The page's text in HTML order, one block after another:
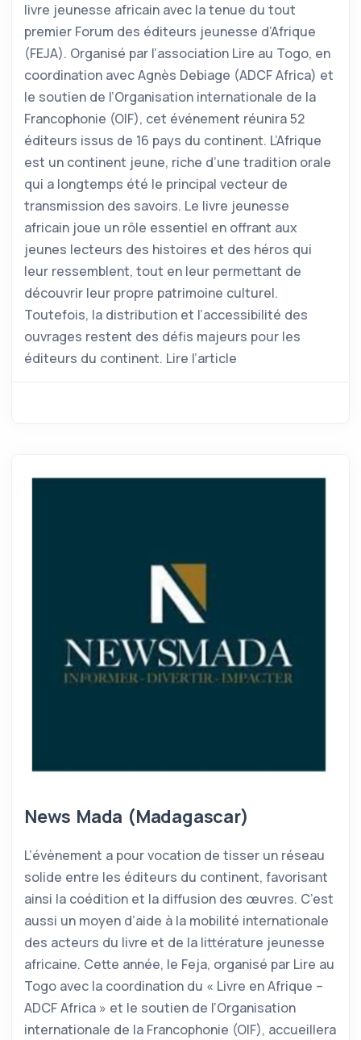
livre jeunesse africain avec la tenue du tout
premier Forum des éditeurs jeunesse d’Afrique
(FEJA). Organisé par l’association Lire au Togo, en
coordination avec Agnès Debiage (ADCF Africa) et
le soutien de l’Organisation internationale de la
Francophonie (OIF), cet événement réunira 52
éditeurs issus de 16 pays du continent. L’Afrique
est un continent jeune, riche d’une tradition orale
qui a longtemps été le principal vecteur de
transmission des savoirs. Le livre jeunesse
africain joue un rôle essentiel en offrant aux
jeunes lecteurs des histoires et des héros qui
leur ressemblent, tout en leur permettant de
découvrir leur propre patrimoine culturel.
Toutefois, la distribution et l’accessibilité des
ouvrages restent des défis majeurs pour les
éditeurs du continent. Lire l’article
News Mada (Madagascar)
L’évènement a pour vo­cation de tisser un réseau
solide entre les éditeurs du continent, favorisant
ainsi la coédition et la diffusion des œuvres. C’est
aussi un moyen d’aide à la mobilité internationale
des acteurs du livre et de la littérature jeunesse
africaine. Cette année, le Feja, organisé par Lire au
Togo avec la coordination du « Livre en Afrique –
ADCF Africa » et le soutien de l’Organisation
internationale de la Fran­cophonie (OIF), accueillera